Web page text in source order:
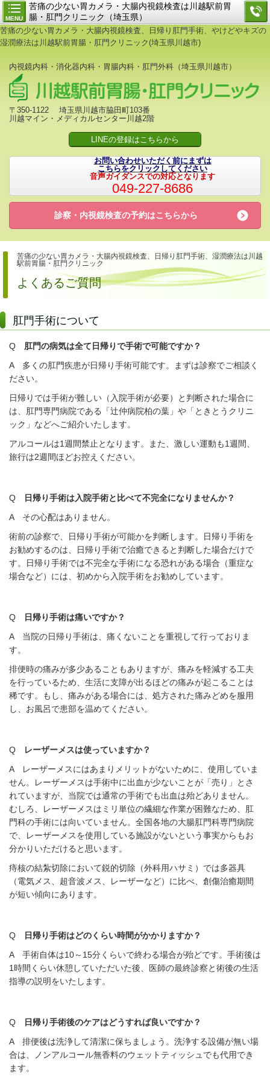
MENU
苦痛の少ない胃カメラ・大腸内視鏡検査は川越駅前胃
腸・肛門クリニック（埼玉県）
苦痛の少ない胃カメラ・大腸内視鏡検査、日帰り肛門手術、やけどやキズの
湿潤療法は川越駅前胃腸・肛門クリニック(埼玉県川越市)
内視鏡内科・消化器内科・胃腸内科・肛門外科（埼玉県川越市）
〒350-1122 埼玉県川越市脇田町103番
川越マイン・メディカルセンター川越2階
LINEの登録はこちらから
お問い合わせいただく前にまずは
こちらをクリックしてください
音声ガイダンスでの対応となります
049-227-8686
診察・内視鏡検査の予約はこちらから
苦痛の少ない胃カメラ・大腸内視鏡検査、日帰り肛門手術、 湿潤療法は川越
駅前胃腸・肛門クリニック
よくあるご質問
肛門手術について
Q 肛門の病気は全て日帰りで手術で可能ですか？
A 多くの肛門疾患が日帰り手術可能です。まずは診察でご相談く
ださい。
日帰りでは手術が難しい（入院手術が必要）と判断された場合に
は、肛門専門病院である「辻仲病院柏の葉」や「ときとうクリニ
ック」などへご紹介いたします。
アルコールは1週間禁止となります。また、激しい運動も1週間、
旅行は2週間ほどお控えください。
Q
日帰り手術は入院手術と比べて不完全になりませんか？
A その心配はありません。
術前の診察で、日帰り手術が可能かを判断します。日帰り手術を
お勧めするのは、日帰り手術で治癒できると判断した場合だけで
す。日帰り手術では不完全な手術になる恐れがある場合（重症な
場合など）には、初めから入院手術をお勧めしています。
Q
日帰り手術は痛いですか？
A 当院の日帰り手術は、痛くないことを重視して行っておりま
す。
排便時の痛みが多少あることもありますが、痛みを軽減する工夫
を行っているため、生活に支障が出るほどの痛みが起こることは
稀です。もし、痛みがある場合には、処方された痛みどめを服用
し、お風呂で患部を温めてください。
Q
レーザーメスは使っていますか？
A レーザーメスにはあまりメリットがないために、使用していま
せん。レーザーメスは手術中に出血が少ないことが「売り」とさ
れていますが、当院では通常の手術でも出血は殆どありません。
むしろ、レーザーメスはミリ単位の繊細な作業が困難なため、肛
門科の手術には向いていません。全国各地の大腸肛門科専門病院
で、レーザーメスを使用している施設がないという事実からもお
分かりいただけると思います。
痔核の結紮切除において鋭的切除（外科用ハサミ）では多器具
（電気メス、超音波メス、レーザーなど）に比べ、創傷治癒期間
が短い傾向にあります。
Q
日帰り手術はどのくらい時間がかかりますか？
A 手術自体は10～15分くらいで終わる場合が殆どです。手術後は
1時間くらい休憩していただいた後、医師の最終診察と術後の生活
指導の説明をいたします。
Q
日帰り手術後のケアはどうすれば良いですか？
A 排便後は洗浄して清潔に保ちましょう。洗浄する設備が無い場
合は、ノンアルコール無香料のウェットティッシュでも代用でき
ます。